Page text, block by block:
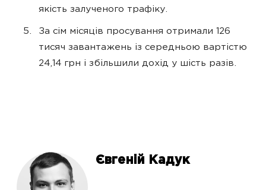
якість залученого трафіку.
За сім місяців просування отримали 126
тисяч завантажень із середньою вартістю
24,14 грн і збільшили дохід у шість разів.
Євгеній Кадук